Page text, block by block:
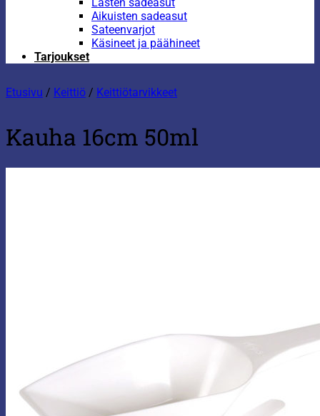
Aikuisten sadeasut
Sateenvarjot
Käsineet ja päähineet
Tarjoukset
Etusivu / Keittiö / Keittiötarvikkeet
Kauha 16cm 50ml